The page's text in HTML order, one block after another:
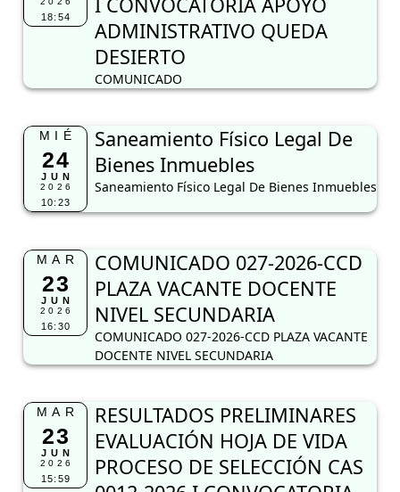
18:54
ADMINISTRATIVO QUEDA
DESIERTO
COMUNICADO
MIÉ
24
JUN
2026
10:23
Saneamiento Físico Legal De
Bienes Inmuebles
Saneamiento Físico Legal De Bienes Inmuebles
MAR
23
JUN
2026
16:30
COMUNICADO 027-2026-CCD
PLAZA VACANTE DOCENTE
NIVEL SECUNDARIA
COMUNICADO 027-2026-CCD PLAZA VACANTE
DOCENTE NIVEL SECUNDARIA
MAR
23
JUN
2026
15:59
RESULTADOS PRELIMINARES
EVALUACIÓN HOJA DE VIDA
PROCESO DE SELECCIÓN CAS